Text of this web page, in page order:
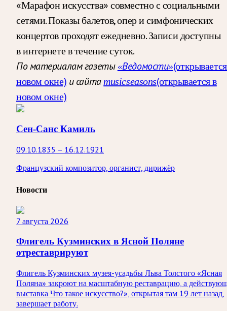
«Марафон искусства» совместно с социальными
сетями. Показы балетов, опер и симфонических
концертов проходят ежедневно. Записи доступны
в интернете в течение суток.
По материалам газеты «Ведомости»
новом окне) и сайта musicseasons(открывается в
новом окне)
Сен-Санс Камиль
09.10.1835 – 16.12.1921
Французский композитор, органист, дирижёр
Новости
7 августа 2026
Флигель Кузминских в Ясной Поляне
отреставрируют
Флигель Кузминских музея-усадьбы Льва Толстого «Ясная
Поляна» закроют на масштабную реставрацию, а
выставка Что такое искусство?», открытая там 19 лет назад,
завершает работу.